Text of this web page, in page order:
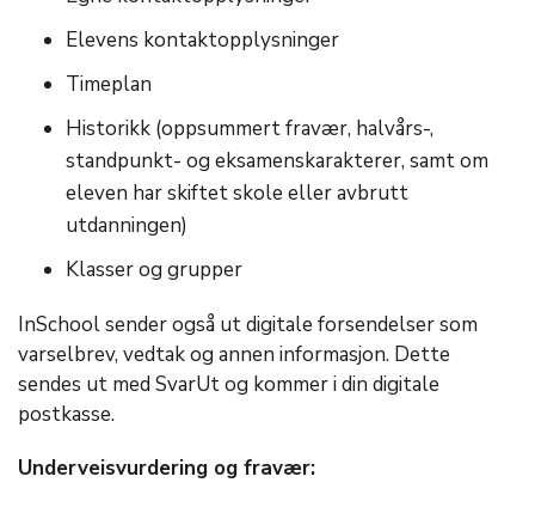
Elevens kontaktopplysninger
Timeplan
Historikk (oppsummert fravær, halvårs-,
standpunkt- og eksamenskarakterer, samt om
eleven har skiftet skole eller avbrutt
utdanningen)
Klasser og grupper
InSchool sender også ut digitale forsendelser som
varselbrev, vedtak og annen informasjon. Dette
sendes ut med SvarUt og kommer i din digitale
postkasse.
Underveisvurdering og fravær: